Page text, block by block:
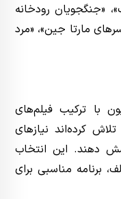
«جنگجویان رودخانه
«دردسرهای مارتا جین»، «مرد
با ترکیب فیلم‌های
کرده‌اند نیازهای
دهند. این انتخاب
برنامه مناسبی برای